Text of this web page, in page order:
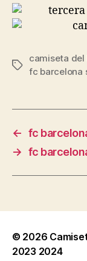
Etiquetas
camiseta
fc barcelona
← fc
→ fc
© 2026
2023 2024